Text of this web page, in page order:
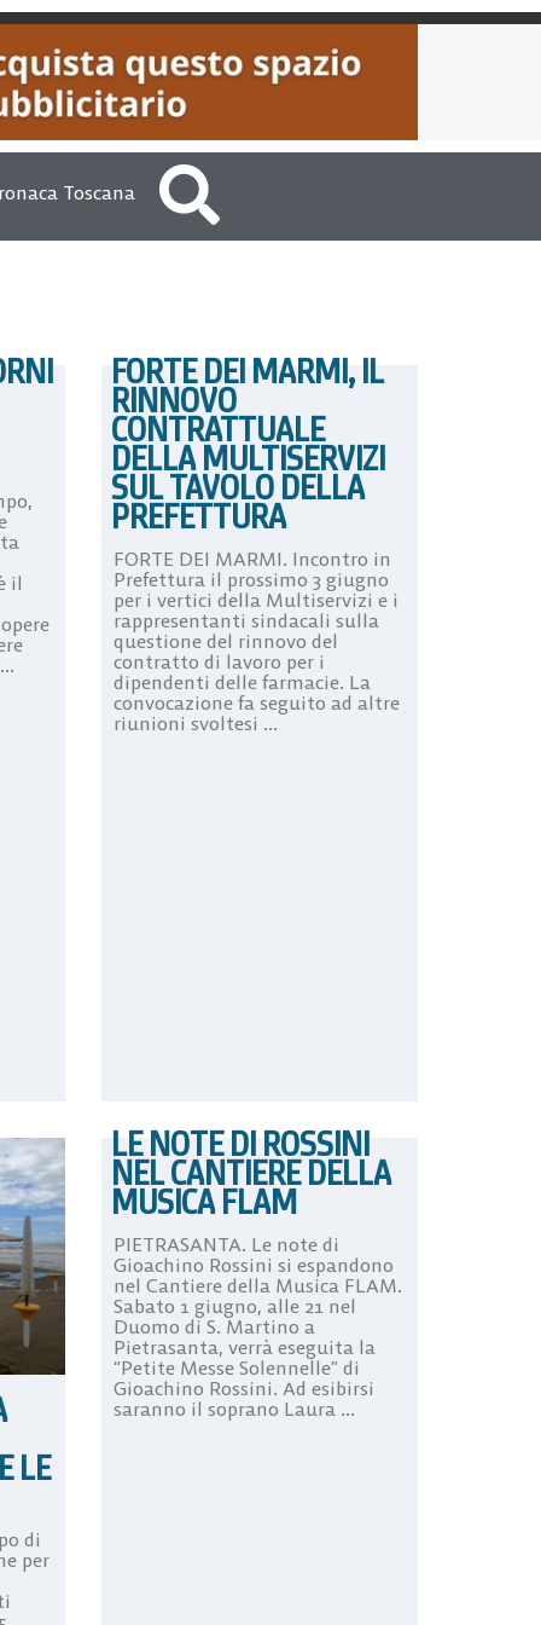
Toscana
il
FORTE DEI MARMI, IL
RINNOVO
CONTRATTUALE
DELLA MULTISERVIZI
SUL TAVOLO DELLA
PREFETTURA
FORTE DEI MARMI. Incontro in
Prefettura il prossimo 3 giugno
per i vertici della Multiservizi e i
rappresentanti sindacali sulla
questione del rinnovo del
contratto di lavoro per i
dipendenti delle farmacie. La
convocazione fa seguito ad altre
riunioni svoltesi ...
LE
di
per
LE NOTE DI ROSSINI
NEL CANTIERE DELLA
MUSICA FLAM
PIETRASANTA. Le note di
Gioachino Rossini si espandono
nel Cantiere della Musica FLAM.
Sabato 1 giugno, alle 21 nel
Duomo di S. Martino a
Pietrasanta, verrà eseguita la
“Petite Messe Solennelle” di
Gioachino Rossini. Ad esibirsi
saranno il soprano Laura ...